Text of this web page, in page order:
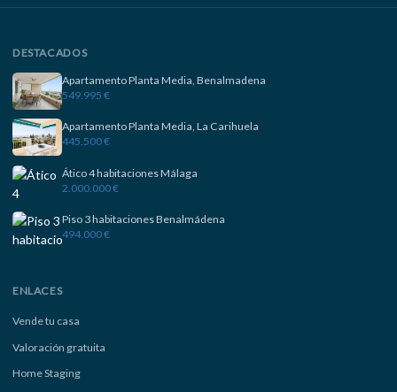
DESTACADOS
Apartamento Planta Media, Benalmadena
549.995 €
Apartamento Planta Media, La Carihuela
445.500 €
Ático 4 habitaciones Málaga
2.000.000 €
Piso 3 habitaciones Benalmádena
494.000 €
ENLACES
Vende tu casa
Valoración gratuita
Home Staging